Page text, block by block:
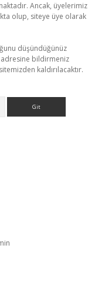
Ancak, üyelerimiz
olup, siteye üye olarak
düşündüğünüz
adresine bildirmeniz
kaldırılacaktır.